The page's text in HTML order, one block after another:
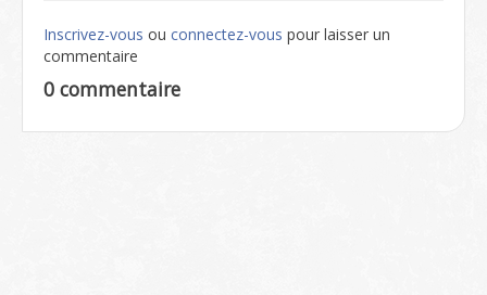
Inscrivez-vous ou connectez-vous pour laisser un
commentaire
0 commentaire